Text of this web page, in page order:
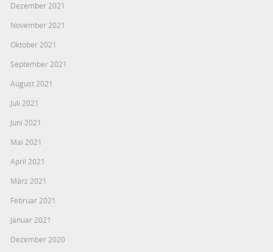
Dezember 2021
November 2021
Oktober 2021
September 2021
August 2021
Juli 2021
Juni 2021
Mai 2021
April 2021
März 2021
Februar 2021
Januar 2021
Dezember 2020